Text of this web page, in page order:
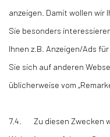
anzeigen. Damit wollen wir
Sie besonders
Ihnen z.B. Anzeigen/Ads
Sie sich auf anderen
üblicherweise vom
7.4. Zu diesen Zwecken